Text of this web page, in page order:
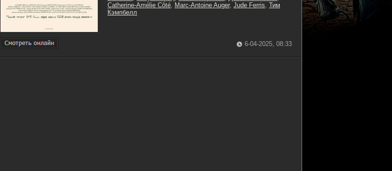
Catherine-Amélie Côté, Marc-Antoine Auger, Jude Ferris, Тим
Кэмпбелл
6-04-2025, 08:33